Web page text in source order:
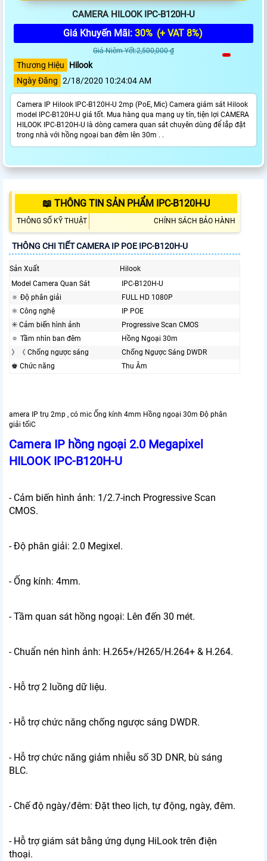
CAMERA HILOOK IPC-B120H-U
Giá Khuyến Mãi: 30% (+ VAT 8%)
Giá Niêm Yết:2,500,000 ₫
Thương Hiệu
Hilook
Ngày Đăng 2/18/2020 10:24:04 AM
Camera IP Hilook IPC-B120H-U 2mp (PoE, Mic) Camera giám sát Hilook
model IPC-B120H-U giá tốt. Mua hàng qua mạng uy tín, tiện lợi CAMERA
HILOOK IPC-B120H-U là dòng camera quan sát chuyên dùng để lắp đặt
trong nhà với hồng ngoại ban đêm lên 30m . .
📖 THÔNG TIN SẢN PHẨM IPC-B120H-U
THÔNG SỐ KỸ THUẬT CHÍNH SÁCH BẢO HÀNH
THÔNG CHI TIẾT CAMERA IP POE IPC-B120H-U
Sản Xuất
Hilook
Model Camera Quan Sát
IPC-B120H-U
🔅 Độ phân giải
FULL HD 1080P
⚛️ Công nghệ
IP POE
✳️ Cảm biến hình ảnh
Progressive Scan CMOS
🔅 Tầm nhìn ban đêm
Hồng Ngoại 30m
》《 Chống ngược sáng
Chống Ngược Sáng DWDR
♚ Chức năng
Thu Âm
amera IP trụ 2mp , có mic Ống kính 4mm Hồng ngoại 30m Độ phân
giải tốiC
Camera IP hồng ngoại 2.0 Megapixel
HILOOK IPC-B120H-U
- Cảm biến hình ảnh: 1/2.7-inch Progressive Scan
CMOS.
- Độ phân giải: 2.0 Megixel.
- Ống kính: 4mm.
- Tầm quan sát hồng ngoại: Lên đến 30 mét.
- Chuẩn nén hình ảnh: H.265+/H265/H.264+ & H.264.
- Hỗ trợ 2 luồng dữ liệu.
- Hỗ trợ chức năng chống ngược sáng DWDR.
- Hỗ trợ chức năng giảm nhiễu số 3D DNR, bù sáng
BLC.
- Chế độ ngày/đêm: Đặt theo lịch, tự động, ngày, đêm.
- Hỗ trợ giám sát bằng ứng dụng HiLook trên điện
thoại.